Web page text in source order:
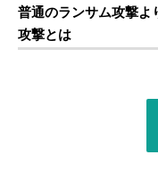
普通のランサム攻撃
攻撃とは